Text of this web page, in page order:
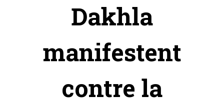
Dakhla
manifestent
contre la